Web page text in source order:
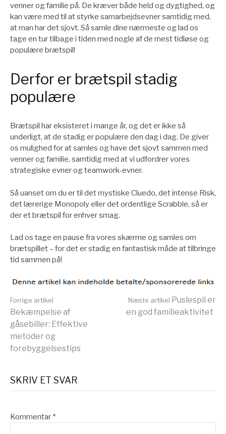
venner og familie på. De kræver både held og dygtighed, og
kan være med til at styrke samarbejdsevner samtidig med,
at man har det sjovt. Så samle dine nærmeste og lad os
tage en tur tilbage i tiden med nogle af de mest tidløse og
populære brætspil!
Derfor er brætspil stadig
populære
Brætspil har eksisteret i mange år, og det er ikke så
underligt, at de stadig er populære den dag i dag. De giver
os mulighed for at samles og have det sjovt sammen med
venner og familie, samtidig med at vi udfordrer vores
strategiske evner og teamwork-evner.
Så uanset om du er til det mystiske Cluedo, det intense Risk,
det lærerige Monopoly eller det ordentlige Scrabble, så er
der et brætspil for enhver smag.
Lad os tage en pause fra vores skærme og samles om
brætspillet – for det er stadig en fantastisk måde at tilbringe
tid sammen på!
Læs
videre
Forrige artikel
Bekæmpelse af
gåsebiller: Effektive
metoder og
forebyggelsestips
Næste artikel Puslespil er
en god familieaktivitet
SKRIV ET SVAR
Kommentar *